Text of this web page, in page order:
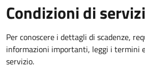
Condizioni di
Per conoscere i dettagli di scadenze,
informazioni importanti, leggi i termini
servizio.